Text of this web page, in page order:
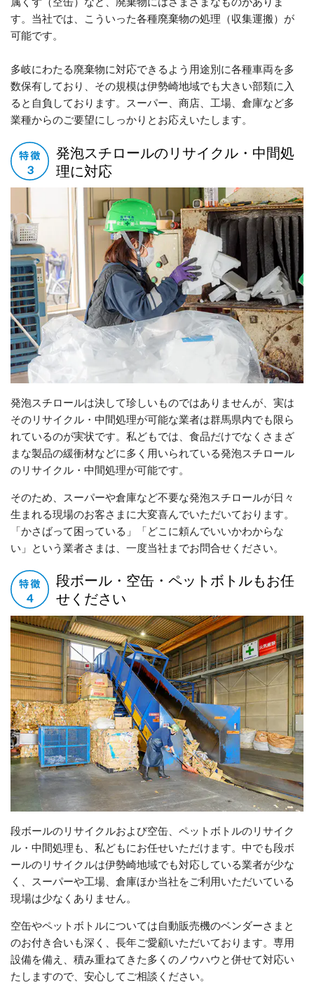
す。当社では、こういった各種廃棄物の処理（収集運搬）が
可能です。
多岐にわたる廃棄物に対応できるよう用途別に各種車両を多
数保有しており、その規模は伊勢崎地域でも大きい部類に入
ると自負しております。スーパー、商店、工場、倉庫など多
業種からのご要望にしっかりとお応えいたします。
発泡スチロールのリサイクル・中間処
理に対応
発泡スチロールは決して珍しいものではありませんが、実は
そのリサイクル・中間処理が可能な業者は群馬県内でも限ら
れているのが実状です。私どもでは、食品だけでなくさまざ
まな製品の緩衝材などに多く用いられている発泡スチロール
のリサイクル・中間処理が可能です。
そのため、スーパーや倉庫など不要な発泡スチロールが日々
生まれる現場のお客さまに大変喜んでいただいております。
「かさばって困っている」「どこに頼んでいいかわからな
い」という業者さまは、一度当社までお問合せください。
段ボール・空缶・ペットボトルもお任
せください
段ボールのリサイクルおよび空缶、ペットボトルのリサイク
ル・中間処理も、私どもにお任せいただけます。中でも段ボ
ールのリサイクルは伊勢崎地域でも対応している業者が少な
く、スーパーや工場、倉庫ほか当社をご利用いただいている
現場は少なくありません。
空缶やペットボトルについては自動販売機のベンダーさまと
のお付き合いも深く、長年ご愛顧いただいております。専用
設備を備え、積み重ねてきた多くのノウハウと併せて対応い
たしますので、安心してご相談ください。